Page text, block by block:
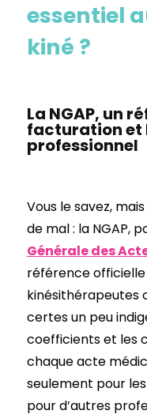
essentiel
kiné ?
La NGAP, un
facturation et
professionnel
Vous le savez,
de mal : la NGAP,
Générale des
référence
kinésithérapeutes
certes un peu
coefficients et les
chaque acte
seulement pour les
pour d’autres